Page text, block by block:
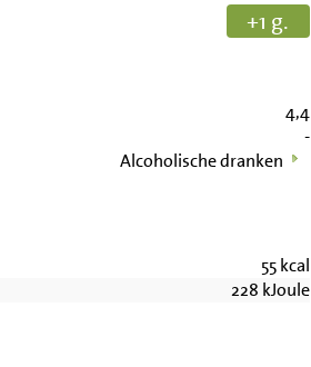
+1 g.
4,4
-
Alcoholische dranken
55kcal
228 kJoule